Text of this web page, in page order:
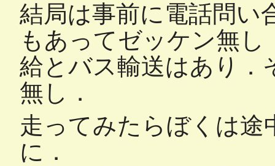
結局は事前に電話問い
もあってゼッケン無
給とバス輸送はあり．
無し．
走ってみたらぼくは途
に．